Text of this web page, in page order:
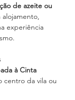
de azeite ou
experiência
à Cinta
centro da vila ou